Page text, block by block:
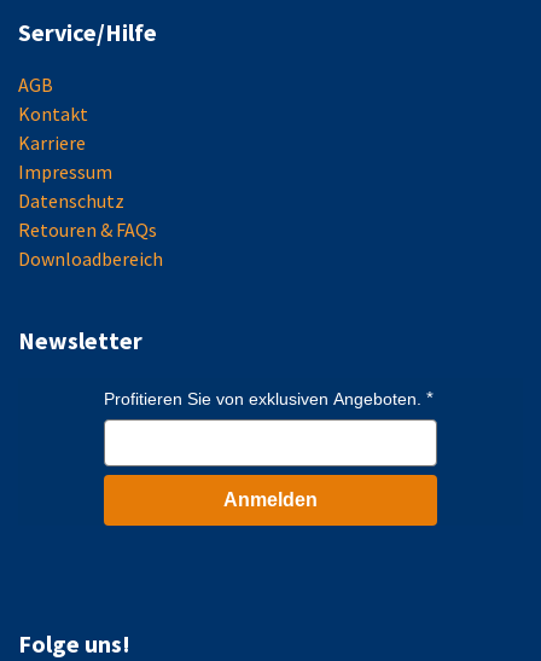
Service/Hilfe
AGB
Kontakt
Karriere
Impressum
Datenschutz
Retouren & FAQs
Downloadbereich
Newsletter
Profitieren Sie von exklusiven Angeboten.
Anmelden
Folge uns!